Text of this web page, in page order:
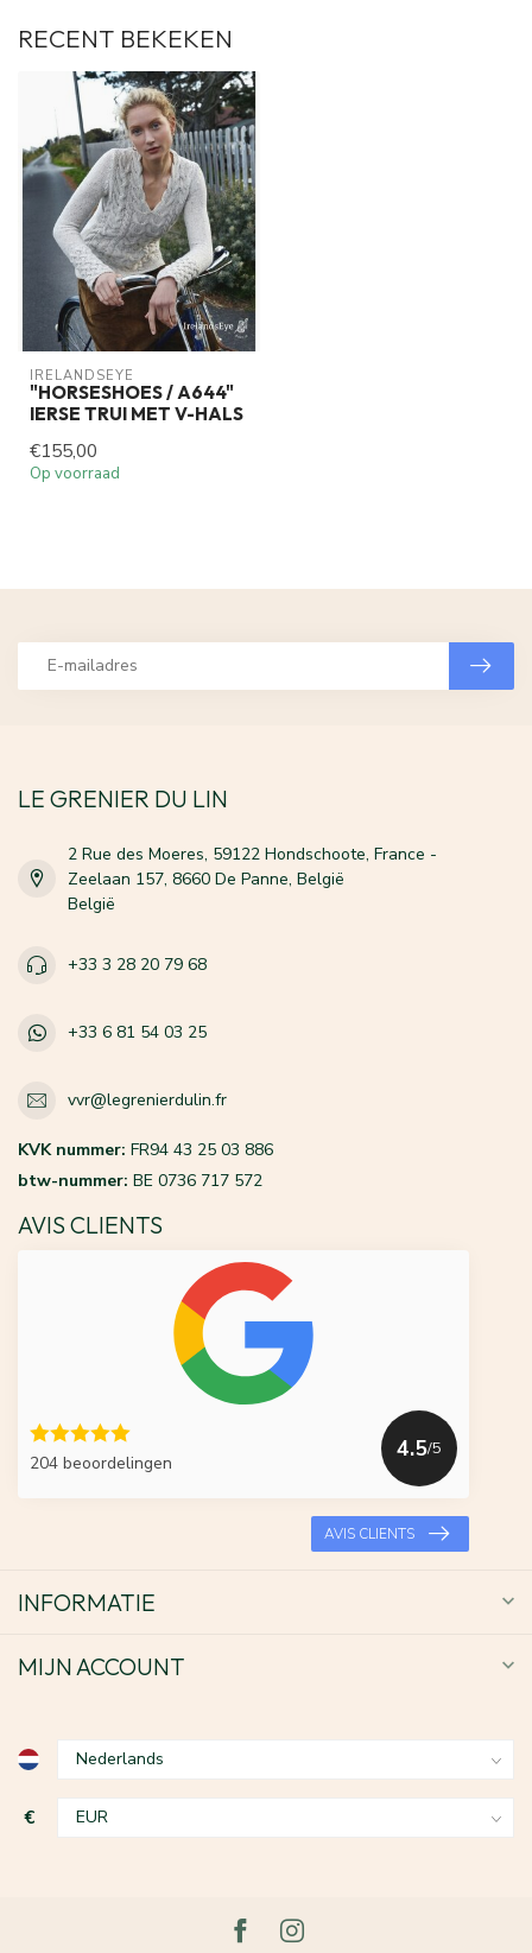
RECENT BEKEKEN
IRELANDSEYE
"HORSESHOES / A644"
IERSE TRUI MET V-HALS
€155,00
Op voorraad
LE GRENIER DU LIN
2 Rue des Moeres, 59122 Hondschoote, France -
Zeelaan 157, 8660 De Panne, België
België
+33 3 28 20 79 68
+33 6 81 54 03 25
vvr@legrenierdulin.fr
KVK nummer: FR94 43 25 03 886
btw-nummer: BE 0736 717 572
AVIS CLIENTS
204 beoordelingen
4.5/5
AVIS CLIENTS
INFORMATIE
MIJN ACCOUNT
€